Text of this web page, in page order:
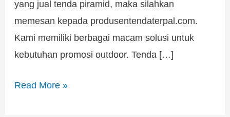
yang jual tenda piramid, maka silahkan
memesan kepada produsentendaterpal.com.
Kami memiliki berbagai macam solusi untuk
kebutuhan promosi outdoor. Tenda […]
Read More »